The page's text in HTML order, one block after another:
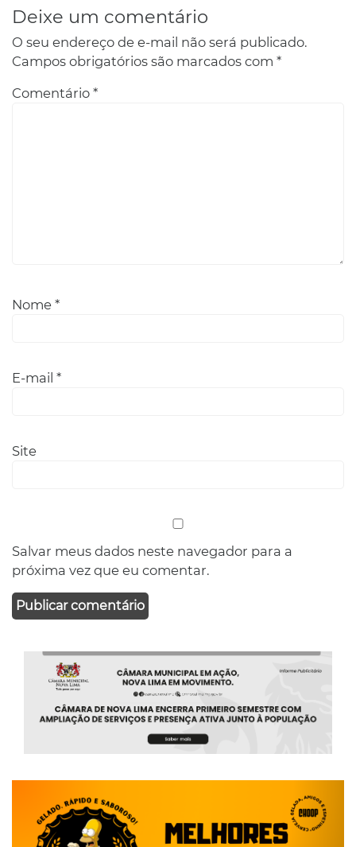
Deixe um comentário
O seu endereço de e-mail não será publicado.
Campos obrigatórios são marcados com *
Comentário *
Nome *
E-mail *
Site
Salvar meus dados neste navegador para a
próxima vez que eu comentar.